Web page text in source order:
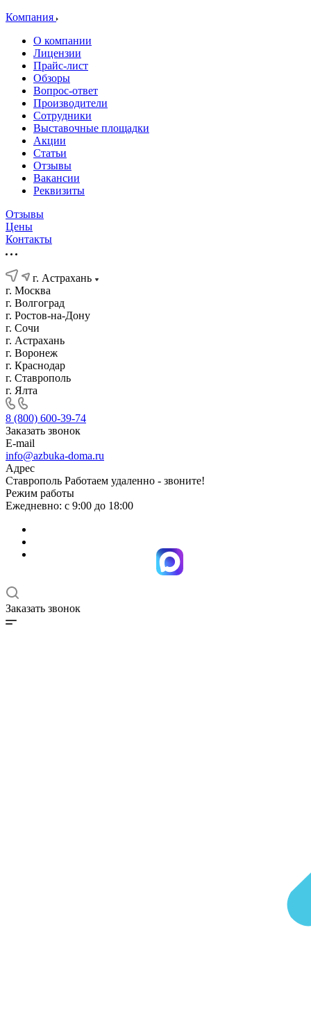
Компания
О компании
Лицензии
Прайс-лист
Обзоры
Вопрос-ответ
Производители
Сотрудники
Выставочные площадки
Акции
Статьи
Отзывы
Вакансии
Реквизиты
Отзывы
Цены
Контакты
г. Астрахань
г. Москва
г. Волгоград
г. Ростов-на-Дону
г. Сочи
г. Астрахань
г. Воронеж
г. Краснодар
г. Ставрополь
г. Ялта
8 (800) 600-39-74
Заказать звонок
E-mail
info@azbuka-doma.ru
Адрес
Ставрополь Работаем удаленно - звоните!
Режим работы
Ежедневно: с 9:00 до 18:00
Заказать звонок